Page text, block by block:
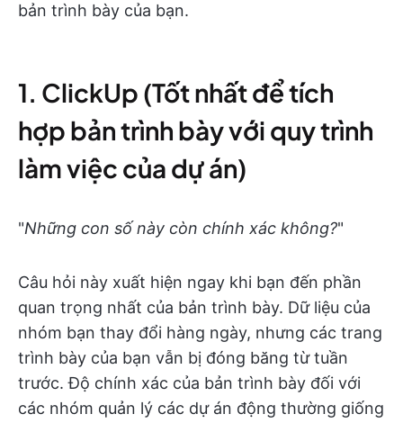
bản trình bày của bạn.
1. ClickUp (Tốt nhất để tích
hợp bản trình bày với quy trình
làm việc của dự án)
"Những con số này còn chính xác không?"
Câu hỏi này xuất hiện ngay khi bạn đến phần
quan trọng nhất của bản trình bày. Dữ liệu của
nhóm bạn thay đổi hàng ngày, nhưng các trang
trình bày của bạn vẫn bị đóng băng từ tuần
trước. Độ chính xác của bản trình bày đối với
các nhóm quản lý các dự án động thường giống